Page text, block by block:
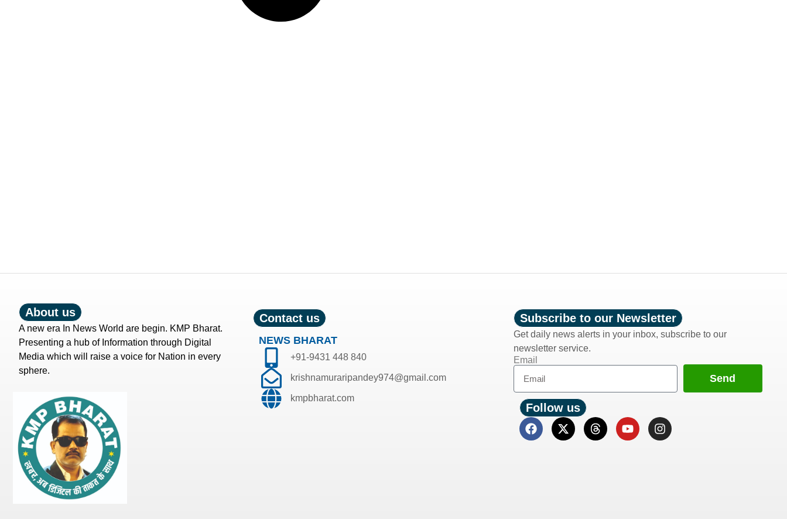
About us
A new era In News World are begin. KMP Bharat.
Presenting a hub of Information through Digital
Media which will raise a voice for Nation in every
sphere.
Contact us
NEWS BHARAT
+91-9431 448 840
krishnamuraripandey974@gmail.com
kmpbharat.com
Subscribe to our Newsletter
Get daily news alerts in your inbox, subscribe to our
newsletter service.
Email
Send
Follow us